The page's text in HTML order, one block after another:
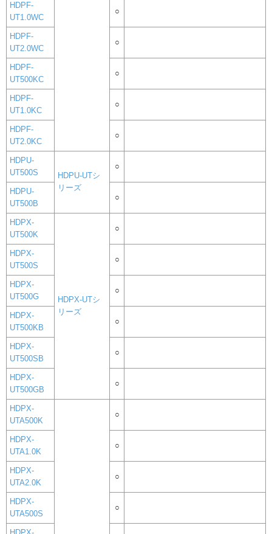
HDPF-
UT1.0WC
○
HDPF-
UT2.0WC
○
HDPF-
UT500KC
○
HDPF-
UT1.0KC
○
HDPF-
UT2.0KC
○
HDPU-
UT500S
HDPU-UTシ
リーズ
○
HDPU-
UT500B
○
HDPX-
UT500K
HDPX-UTシ
リーズ
○
HDPX-
UT500S
○
HDPX-
UT500G
○
HDPX-
UT500KB
○
HDPX-
UT500SB
○
HDPX-
UT500GB
○
HDPX-
UTA500K
○
HDPX-
UTA1.0K
○
HDPX-
UTA2.0K
○
HDPX-
UTA500S
○